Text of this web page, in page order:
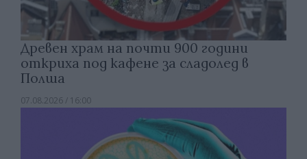
Древен храм на почти 900 години
откриха под кафене за сладолед в
Полша
07.08.2026 / 16:00